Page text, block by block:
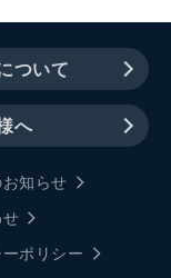
ついて
へ
知らせ
せ
ポリシー